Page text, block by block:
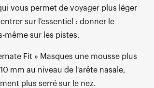
vous permet de voyager plus léger
sur l'essentiel : donner le
même sur les pistes.
Fit » Masques une mousse plus
mm au niveau de l'arête nasale,
plus serré sur le nez.